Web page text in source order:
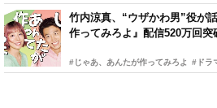
竹内涼真、“ウザかわ男”役が
作ってみろよ』配信520万回突
#じゃあ、あんたが作ってみろよ #ドラ